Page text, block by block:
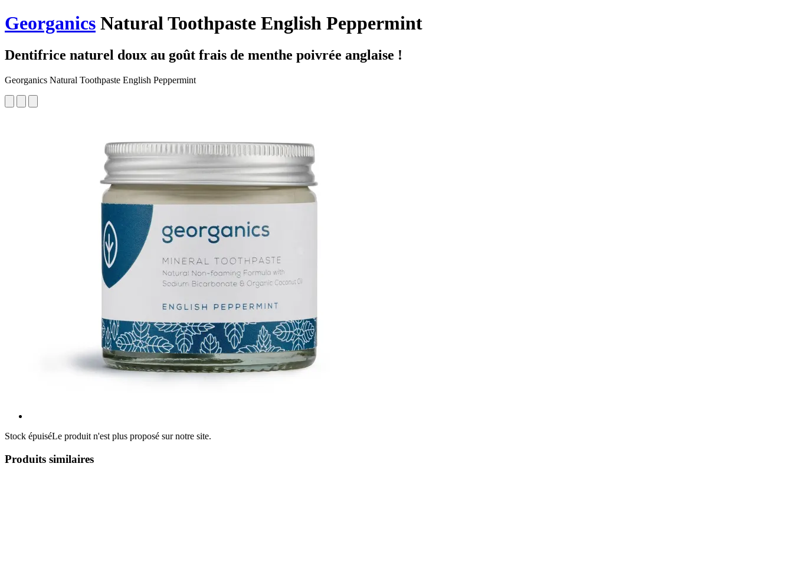
Georganics Natural Toothpaste English Peppermint
Dentifrice naturel doux au goût frais de menthe poivrée anglaise !
Georganics Natural Toothpaste English Peppermint
Stock épuiséLe produit n'est plus proposé sur notre site.
Produits similaires